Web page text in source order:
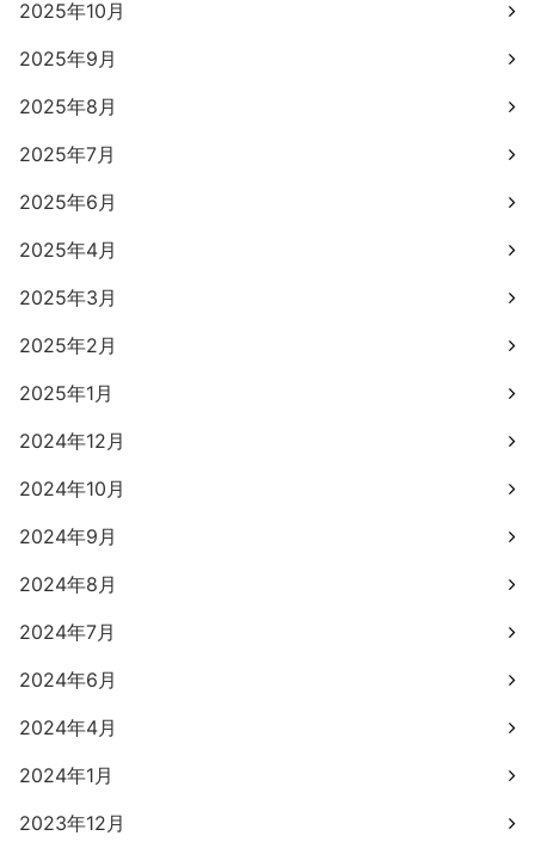
2025年10月
2025年9月
2025年8月
2025年7月
2025年6月
2025年4月
2025年3月
2025年2月
2025年1月
2024年12月
2024年10月
2024年9月
2024年8月
2024年7月
2024年6月
2024年4月
2024年1月
2023年12月